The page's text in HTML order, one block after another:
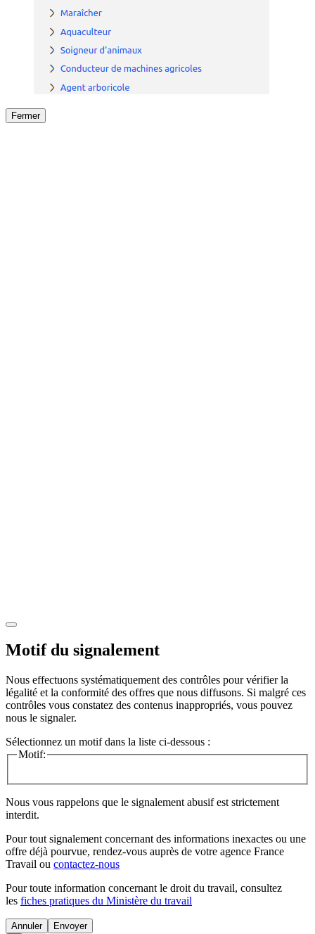
Fermer
Motif du signalement
Nous effectuons systématiquement des contrôles pour vérifier la
légalité et la conformité des offres que nous diffusons. Si malgré ces
contrôles vous constatez des contenus inappropriés, vous pouvez
nous le signaler.
Sélectionnez un motif dans la liste ci-dessous :
Motif:
Nous vous rappelons que le signalement abusif est strictement
interdit.
Pour tout signalement concernant des informations inexactes ou une
offre déjà pourvue, rendez-vous auprès de votre agence France
Travail ou contactez-nous
Pour toute information concernant le droit du travail, consultez
les fiches pratiques du Ministère du travail
Annuler